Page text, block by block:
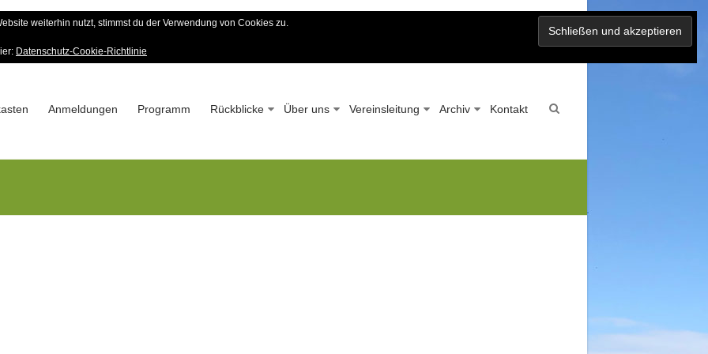
Wald-Verein
Seit 1963
Anmeldungen Programm Rückblicke Über uns Vereinsleitung Archiv Kontakt
weiterhin nutzt, stimmst du der Verwendung von Cookies zu.
Datenschutz-Cookie-Richtlinie